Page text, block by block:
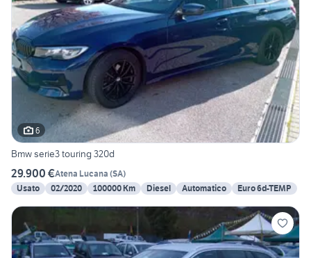
6
Bmw serie3 touring 320d
29.900 €Atena Lucana (SA)
Usato
02/2020 100000 Km Diesel Automatico Euro 6d-TEMP